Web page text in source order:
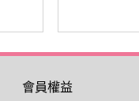
會員權益